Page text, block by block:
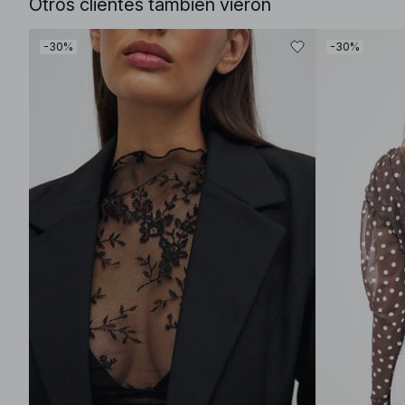
Otros clientes también vieron
-30% -30%